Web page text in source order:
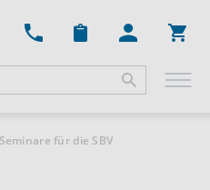
für die SBV